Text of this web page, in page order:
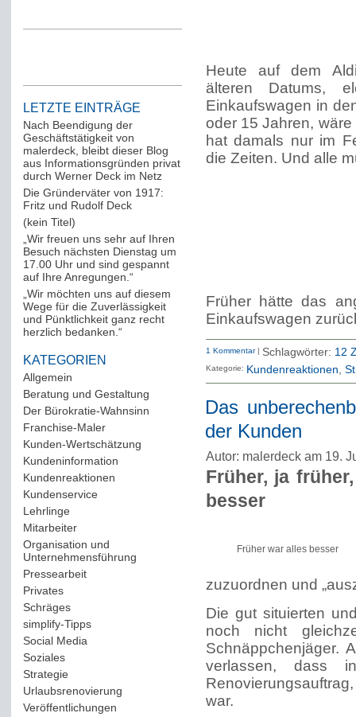
LETZTE EINTRÄGE
Nach Beendigung der
Geschäftstätigkeit von
malerdeck, bleibt dieser Blog
aus Informationsgründen privat
durch Werner Deck im Netz
Die Gründerväter von 1917:
Fritz und Rudolf Deck
(kein Titel)
„Wir freuen uns sehr auf Ihren
Besuch nächsten Dienstag um
17.00 Uhr und sind gespannt
auf Ihre Anregungen.“
„Wir möchten uns auf diesem
Wege für die Zuverlässigkeit
und Pünktlichkeit ganz recht
herzlich bedanken.“
KATEGORIEN
Allgemein
Beratung und Gestaltung
Der Bürokratie-Wahnsinn
Franchise-Maler(42)
Kunden-Wertschätzung
Kundeninformation
Kundenreaktionen
Kundenservice(178)
Lehrlinge(54)
Mitarbeiter(163)
Organisation und
Unternehmensführung
Pressearbeit(12)
Privates(193)
Schräges(161)
simplify-Tipps(123)
Social Media
Soziales(37)
Strategie(220)
Urlaubsrenovierung
Veröffentlichungen
Heute auf dem
älteren Datums,
Einkaufswagen in
oder 15 Jahren,
hat damals nur im
die Zeiten. Und alle
Früher hätte das
Einkaufswagen
1 Kommentar| Schlagwörter: 12
Kategorie: Kundenreaktionen
Das
der Kunden
Autor: malerdeck am 19.
Früher, ja
besser
Früher war alles besser
zuzuordnen und
Die gut situierten
noch nicht
Schnäppchenjäger.
verlassen, dass
war.